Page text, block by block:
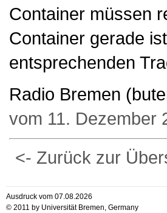
Container müssen
Container gerade
entsprechenden
Radio Bremen
vom 11. Dezember
<- Zurück zur
Ausdruck vom 07.08.2026
© 2011 by Universität Bremen, Germany